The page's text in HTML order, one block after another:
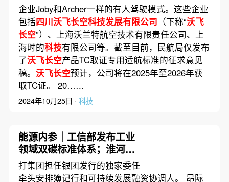
企业Joby和Archer一样的有人驾驶模式。这些企业
包括四川沃飞长空科技发展有限公司 （下称“沃飞
长空”）、上海沃兰特航空技术有限责任公司、上
海时的科技有限公司等。截至目前，民航局仅发布
了沃飞长空产品TC取证专用适航标准的征求意见
稿。 沃飞长空预计，公司将在2025年至2026年获
取TC证。 20……
2024年10月25日 · 科技
能源内参｜工信部发布工业
领域双碳标准体系；淮河能
源原副总黄乃斌被查
打集团担任银团发行的独家委任
牵头安排簿记行和可持续发展融资协调人。 昂际